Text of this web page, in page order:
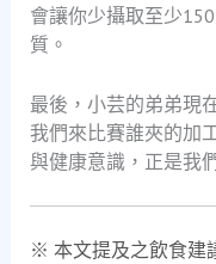
會讓你少攝取至少
質。
最後，小芸的弟弟現
我們來比賽誰夾的加
與健康意識，正是我
※ 本文提及之飲食建